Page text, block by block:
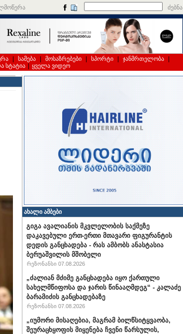
ძებნა
სამება მოსაზრებები სპორტი ჯანმრთელობა
სტატია ყველა ვიდეო
ახალი ამბები
გიგა ავალიანის მკვლელობის საქმეზე
დაკავებული ერთ-ერთი მთავარი ფიგურანტის
დედის განცხადება - რას ამბობს ანასტასია
ბერუაშვილის მშობელი
რეზონანსი 07.08.2026
„ძალიან მძიმე განცხადება იყო ქართული
სახელმწიფოსა და ჯარის წინააღმდეგ“ - კალაძე
ბარამიძის განცხადებაზე
რეზონანსი 07.08.2026
„იუმორი მისაღებია, მაგრამ ბილწსიტყვაობა,
შეურაცხყოფის მიყენება ჩვენი წარსულის,